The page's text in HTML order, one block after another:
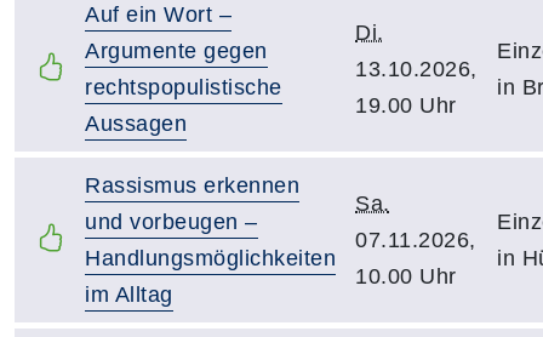
Auf ein Wort –
Argumente gegen
rechtspopulistische
Aussagen
Di.
13.10.2026,
19.00 Uhr
in
Rassismus erkennen
und vorbeugen –
Handlungsmöglichkeiten
im Alltag
Sa.
07.11.2026,
10.00 Uhr
in